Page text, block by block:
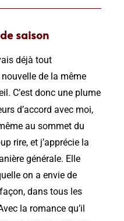
saison
déjà tout
de la même
C’est donc une plume
d’accord avec moi,
au sommet du
rire, et j’apprécie la
générale. Elle
on a envie de
dans tous les
la romance qu’il